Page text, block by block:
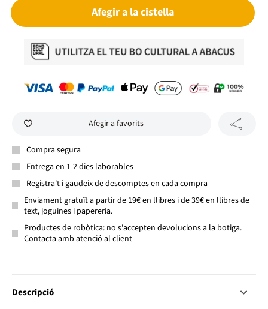
Afegir a la cistella
Afegir a favorits
Compra segura
Entrega en 1-2 dies laborables
Registra't i gaudeix de descomptes en cada compra
Enviament gratuït a partir de 19€ en llibres i de 39€ en llibres de
text, joguines i papereria.
Productes de robòtica: no s'accepten devolucions a la botiga.
Contacta amb atenció al client
Descripció